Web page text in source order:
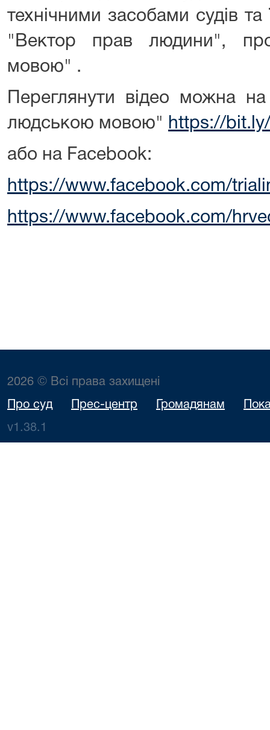
технічними засобами судів
"Вектор прав людини",
мовою" .
Переглянути відео можна
людською мовою" https://
або на Facebook:
https://www.facebook.com/
https://www.facebook.com/
2026 © Всі права захищені
Про суд Прес-центр Громадянам
v1.38.1